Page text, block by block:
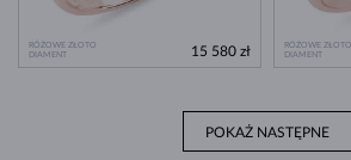
RÓŻOWE ZŁOTO
DIAMENT
15 580 zł
RÓŻOWE ZŁOTO
DIAMENT
POKAŻ NASTĘPNE